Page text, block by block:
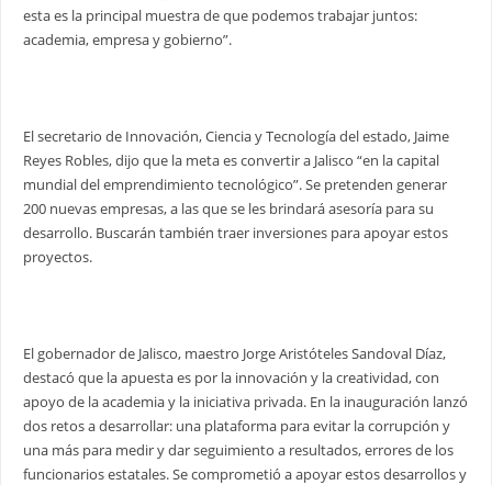
esta es la principal muestra de que podemos trabajar juntos:
academia, empresa y gobierno”.
El secretario de Innovación, Ciencia y Tecnología del estado, Jaime
Reyes Robles, dijo que la meta es convertir a Jalisco “en la capital
mundial del emprendimiento tecnológico”. Se pretenden generar
200 nuevas empresas, a las que se les brindará asesoría para su
desarrollo. Buscarán también traer inversiones para apoyar estos
proyectos.
El gobernador de Jalisco, maestro Jorge Aristóteles Sandoval Díaz,
destacó que la apuesta es por la innovación y la creatividad, con
apoyo de la academia y la iniciativa privada. En la inauguración lanzó
dos retos a desarrollar: una plataforma para evitar la corrupción y
una más para medir y dar seguimiento a resultados, errores de los
funcionarios estatales. Se comprometió a apoyar estos desarrollos y